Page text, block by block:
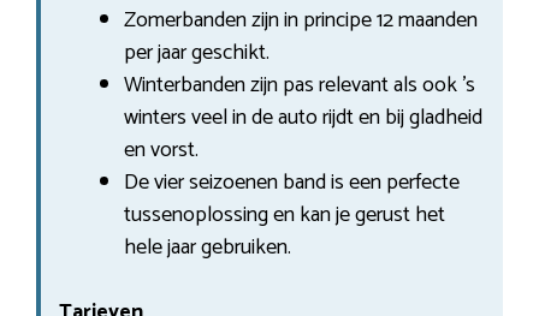
Zomerbanden zijn in principe 12 maanden
per jaar geschikt.
Winterbanden zijn pas relevant als ook ’s
winters veel in de auto rijdt en bij gladheid
en vorst.
De vier seizoenen band is een perfecte
tussenoplossing en kan je gerust het
hele jaar gebruiken.